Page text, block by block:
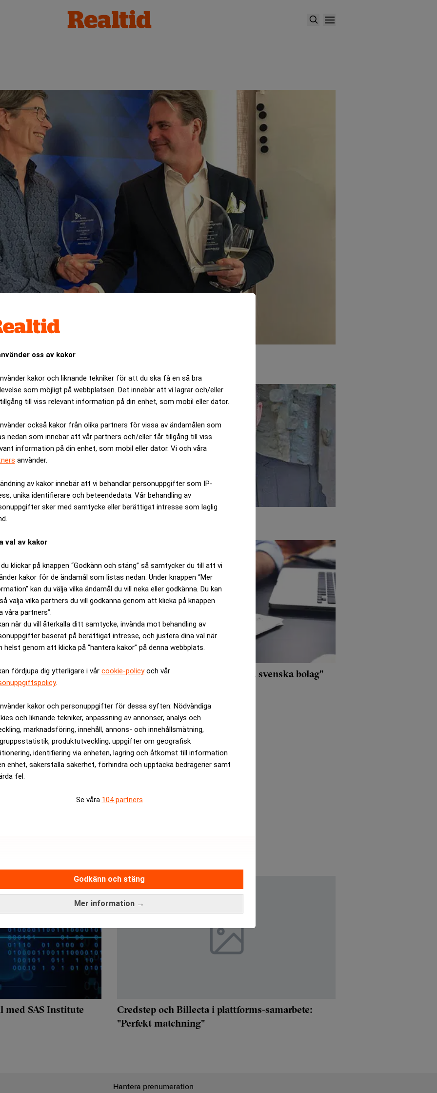
oss av kakor
kakor och liknande tekniker för att du ska få en så bra
som möjligt på webbplatsen. Det innebär att vi lagrar och/eller
till viss relevant information på din enhet, som mobil eller dator.
också kakor från olika partners för vissa av ändamålen som
nedan som innebär att vår partners och/eller får tillgång till viss
information på din enhet, som mobil eller dator. Vi och våra
använder.
av kakor innebär att vi behandlar personuppgifter som IP-
unika identifierare och beteendedata. Vår behandling av
sker med samtycke eller berättigat intresse som laglig
val av kakor
klickar på knappen “Godkänn och stäng” så samtycker du till att vi
kakor för de ändamål som listas nedan. Under knappen “Mer
kan du välja vilka ändamål du vill neka eller godkänna. Du kan
välja vilka partners du vill godkänna genom att klicka på knappen
våra partners”.
när du vill återkalla ditt samtycke, invända mot behandling av
baserat på berättigat intresse, och justera dina val när
helst genom att klicka på “hantera kakor” på denna webbplats.
fördjupa dig ytterligare i vår cookie-policyoch vår
.
kakor och personuppgifter för dessa syften: Nödvändiga
och liknande tekniker, anpassning av annonser, analys och
marknadsföring, innehåll, annons- och innehållsmätning,
produktutveckling, uppgifter om geografisk
identifiering via enheten, lagring och åtkomst till information
enhet, säkerställa säkerhet, förhindra och upptäcka bedrägerier samt
fel.
Se våra 104 partners
Mer information →
Godkänn och stäng
2020 är utsedd
finansbranschen" "Oväntat gamla affärssystem på svenska bolag"
med SAS Institute
Credstep och Billecta i plattforms-samarbete:
"Perfekt matchning"
Hantera prenumeration